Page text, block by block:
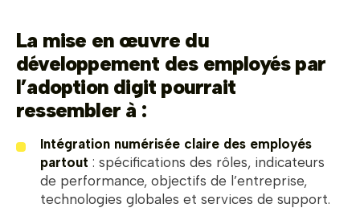
La mise en œuvre du
développement des employés par
l’adoption digit pourrait
ressembler à :
Intégration numérisée claire des employés
partout : spécifications des rôles, indicateurs
de performance, objectifs de l’entreprise,
technologies globales et services de support.